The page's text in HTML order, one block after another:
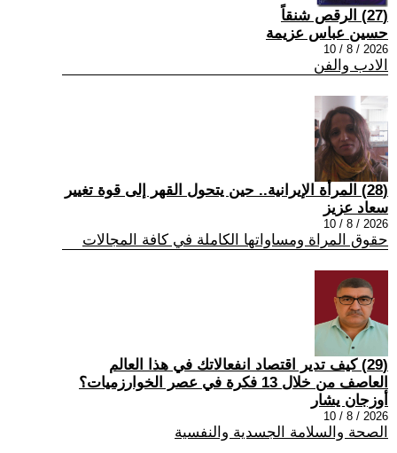
(27) الرقص شنقاً
حسين عباس عزيمة
2026 / 8 / 10
الادب والفن
(28) المرأة الإيرانية.. حين يتحول القهر إلى قوة تغيير
سعاد عزيز
2026 / 8 / 10
حقوق المراة ومساواتها الكاملة في كافة المجالات
(29) كيف تدير اقتصاد انفعالاتك في هذا العالم
العاصف من خلال 13 فكرة في عصر الخوارزميات؟
أوزجان يشار
2026 / 8 / 10
الصحة والسلامة الجسدية والنفسية